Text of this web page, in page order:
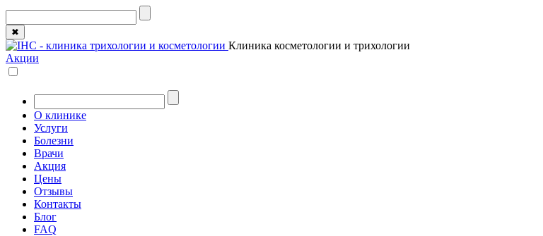
✖
Клиника косметологии и трихологии
Акции
О клинике
Услуги
Болезни
Врачи
Акция
Цены
Отзывы
Контакты
Блог
FAQ